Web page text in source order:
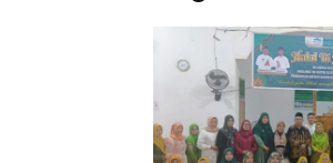
EDITORIAL & SUARA PUBLIK
HELIONEWS FEATURE
INFOGRAFIK & DATA DAERAH